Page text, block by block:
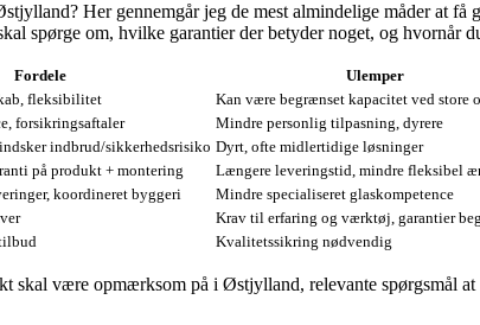
Her gennemgår jeg de mest almindelige måder at
spørge om, hvilke garantier der betyder noget, og hvornår
Fordele
Ulemper
fleksibilitet
Kan være begrænset kapacitet ved store
forsikringsaftaler
Mindre personlig tilpasning, dyrere
indbrud/sikkerhedsrisiko Dyrt, ofte midlertidige løsninger
på produkt + montering
Længere leveringstid, mindre fleksibel
koordineret byggeri
Mindre specialiseret glaskompetence
Krav til erfaring og værktøj, garantier
Kvalitetssikring nødvendig
være opmærksom på i Østjylland, relevante spørgsmål